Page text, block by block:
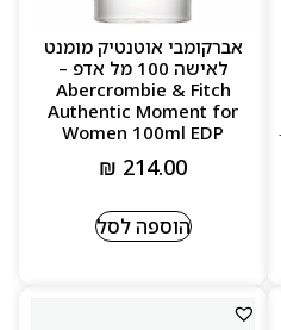
אברקומבי אוטנטיק מומנט
לאישה 100 מל אדפ –
Abercrombie & Fitch
Authentic Moment for
Women 100ml EDP
₪ 214.00
הוספה לסל